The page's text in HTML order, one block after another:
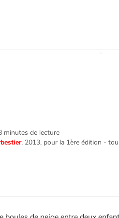
minutes de lecture
, 2013, pour la 1ère édition -